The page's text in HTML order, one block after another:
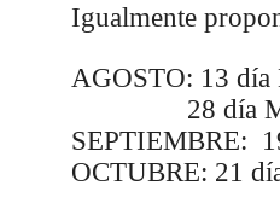
Igualmente
AGOSTO: 13 día
28 día
SEPTIEMBRE:
OCTUBRE: 21